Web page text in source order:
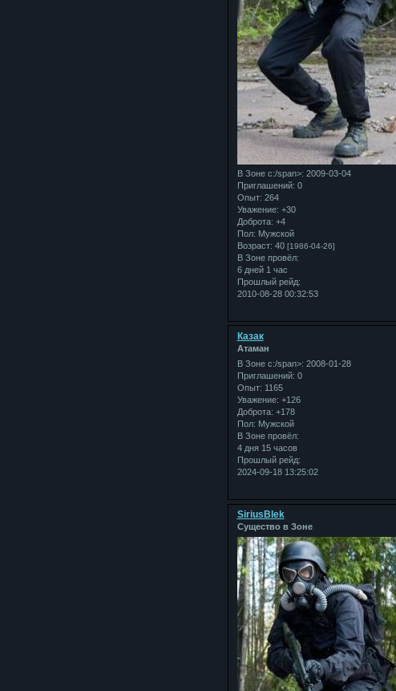
В Зоне с:/span>: 2009-03-04
Приглашений: 0
Опыт: 264
Уважение: +30
Доброта: +4
Пол: Мужской
Возраст: 40 [1986-04-26]
В Зоне провёл:
6 дней 1 час
Прошлый рейд:
2010-08-28 00:32:53
Казак
Атаман
В Зоне с:/span>: 2008-01-28
Приглашений: 0
Опыт: 1165
Уважение: +126
Доброта: +178
Пол: Мужской
В Зоне провёл:
4 дня 15 часов
Прошлый рейд:
2024-09-18 13:25:02
SiriusBlek
Существо в Зоне